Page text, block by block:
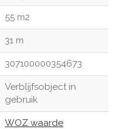
55 m2
31 m
307100000354673
Verblijfsobject in
gebruik
WOZ waarde